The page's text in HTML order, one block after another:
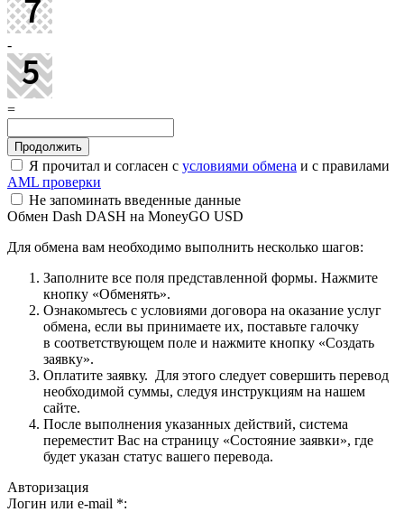
-
=
Я прочитал и согласен с условиями обмена и с правилами
AML проверки
Не запоминать введенные данные
Обмен Dash DASH на MoneyGO USD
Для обмена вам необходимо выполнить несколько шагов:
Заполните все поля представленной формы. Нажмите
кнопку «Обменять».
Ознакомьтесь с условиями договора на оказание услуг
обмена, если вы принимаете их, поставьте галочку
в соответствующем поле и нажмите кнопку «Создать
заявку».
Оплатите заявку. Для этого следует совершить перевод
необходимой суммы, следуя инструкциям на нашем
сайте.
После выполнения указанных действий, система
переместит Вас на страницу «Состояние заявки», где
будет указан статус вашего перевода.
Авторизация
Логин или e-mail *: